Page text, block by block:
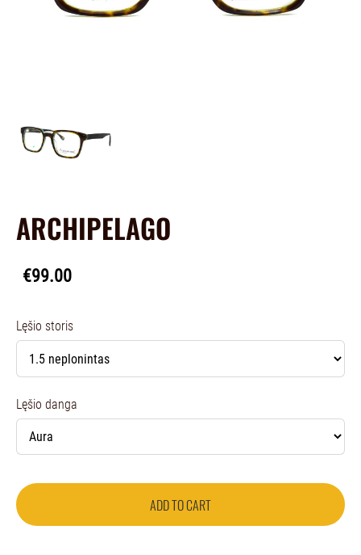
ARCHIPELAGO
€99.00
Lęšio storis
Lęšio danga
ADD TO CART